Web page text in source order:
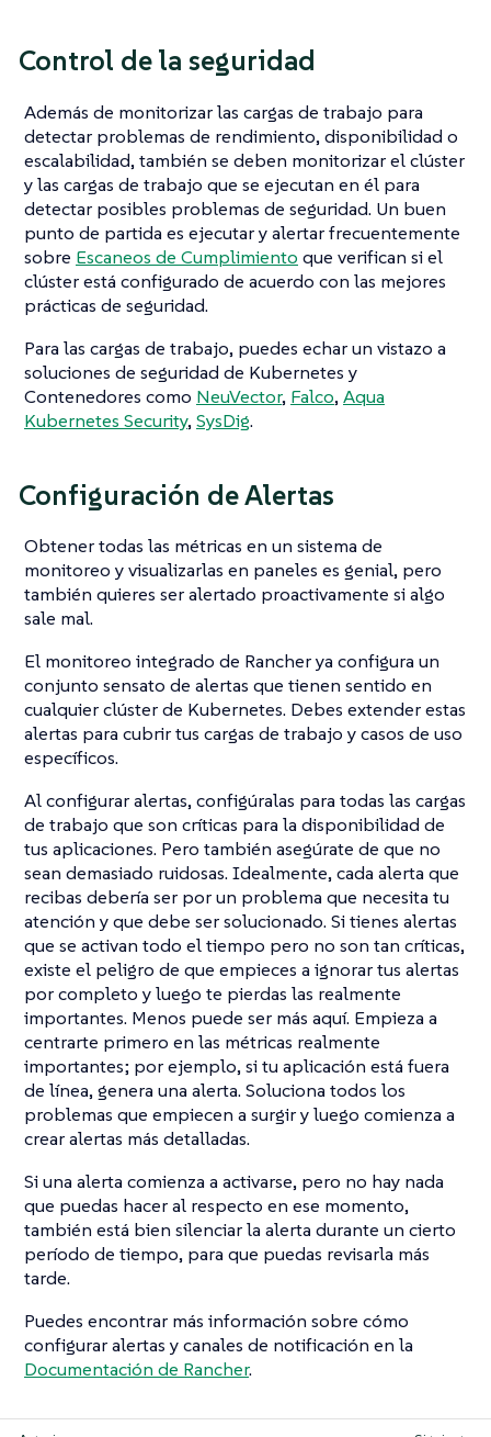
Control de la seguridad
Además de monitorizar las cargas de trabajo para
detectar problemas de rendimiento, disponibilidad o
escalabilidad, también se deben monitorizar el clúster
y las cargas de trabajo que se ejecutan en él para
detectar posibles problemas de seguridad. Un buen
punto de partida es ejecutar y alertar frecuentemente
sobre Escaneos de Cumplimiento que verifican si el
clúster está configurado de acuerdo con las mejores
prácticas de seguridad.
Para las cargas de trabajo, puedes echar un vistazo a
soluciones de seguridad de Kubernetes y
Contenedores como NeuVector, Falco,Aqua
Kubernetes Security,SysDig.
Configuración de Alertas
Obtener todas las métricas en un sistema de
monitoreo y visualizarlas en paneles es genial, pero
también quieres ser alertado proactivamente si algo
sale mal.
El monitoreo integrado de Rancher ya configura un
conjunto sensato de alertas que tienen sentido en
cualquier clúster de Kubernetes. Debes extender estas
alertas para cubrir tus cargas de trabajo y casos de uso
específicos.
Al configurar alertas, configúralas para todas las cargas
de trabajo que son críticas para la disponibilidad de
tus aplicaciones. Pero también asegúrate de que no
sean demasiado ruidosas. Idealmente, cada alerta que
recibas debería ser por un problema que necesita tu
atención y que debe ser solucionado. Si tienes alertas
que se activan todo el tiempo pero no son tan críticas,
existe el peligro de que empieces a ignorar tus alertas
por completo y luego te pierdas las realmente
importantes. Menos puede ser más aquí. Empieza a
centrarte primero en las métricas realmente
importantes; por ejemplo, si tu aplicación está fuera
de línea, genera una alerta. Soluciona todos los
problemas que empiecen a surgir y luego comienza a
crear alertas más detalladas.
Si una alerta comienza a activarse, pero no hay nada
que puedas hacer al respecto en ese momento,
también está bien silenciar la alerta durante un cierto
período de tiempo, para que puedas revisarla más
tarde.
Puedes encontrar más información sobre cómo
configurar alertas y canales de notificación en la
Documentación de Rancher.